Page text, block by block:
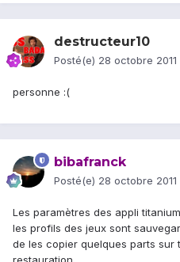
destructeur10
Posté(e) 28 octobre 2011
personne :(
bibafranck
Posté(e) 28 octobre 2011
Les paramètres des appli
les profils des jeux sont
de les copier quelques parts sur